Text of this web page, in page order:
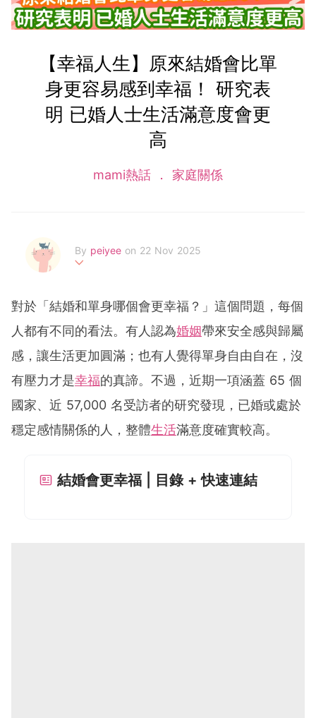
【幸福人生】原來結婚會比單
身更容易感到幸福！ 研究表
明 已婚人士生活滿意度會更
高
mami熱話 家庭關係
By peiyee on 22 Nov 2025
對於「結婚和單身哪個會更幸福？」這個問題，每個
人都有不同的看法。有人認為婚姻帶來安全感與歸屬
感，讓生活更加圓滿；也有人覺得單身自由自在，沒
有壓力才是幸福的真諦。不過，近期一項涵蓋 65 個
國家、近 57,000 名受訪者的研究發現，已婚或處於
穩定感情關係的人，整體生活滿意度確實較高。
結婚會更幸福 | 目錄 + 快速連結